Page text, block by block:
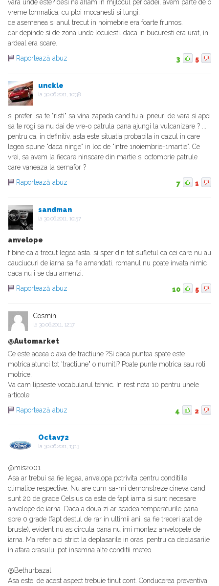
vara unde este? desi ne aflam in mijlocul perioadei, avem parte de o
vreme tomnatica, cu ploi mocanesti si lungi.
de asemenea si anul trecut in noimebrie era foarte frumos.
dar depinde si de zona unde locuiesti. daca in bucuresti era urat, in
ardeal era soare.
Raportează abuz
3 5
unckle
la 30.06.2011, 10:38
si preferi sa te "risti" sa vina zapada cand tu ai pneuri de vara si apoi
sa te rogi sa nu dai de vre-o patrula pana ajungi la vulcanizare ? ...
pentru ca, in definitiv, asta este situatia probabila in cazul in care
legea spune "daca ninge" in loc de "intre 1noiembrie-1martie". Ce
vrei, sa avem la fiecare ninsoare din martie si octombrie patrule
care vaneaza la semafor ?
Raportează abuz
7 1
sandman
la 30.06.2011, 10:57
anvelope
f bine ca a trecut legea asta. si sper din tot sufletul ca cei care nu au
cauciucuri de iarna sa fie amendati. romanul nu poate invata nimic
daca nu i se dau amenzi.
Raportează abuz
10 5
Cosmin
la 30.06.2011, 12:17
@Automarket
Ce este aceea o axa de tractiune ?Si daca puntea spate este
motrica,atunci tot 'tractiune" o numiti? Poate punte motrica sau roti
motrice,
Va cam lipseste vocabularul tehnic. In rest nota 10 pentru unele
articole
Raportează abuz
4 2
Octav72
la 30.06.2011, 13:13
@mis2001
Asa ar trebui sa fie legea, anvelopa potrivita pentru conditiile
climatice respective. Nu are cum sa-mi demonstreze cineva cand
sunt 20 de grade Celsius ca este de fapt iarna si sunt necesare
anvelope de iarna. Daca a doua zi ar scadea temperaturile pana
spre 0 grade (fapt destul de rar in ultimii ani, sa fie treceri atat de
bruste), evident nu as circula pana nu imi montez anvelopele de
iarna. Ma refer aici strict la deplasarile in oras, pentru ca deplasarile
in afara orasului pot insemna alte conditii meteo.
@Bethurbazal
Asa este, de acest aspect trebuie tinut cont. Conducerea preventiva